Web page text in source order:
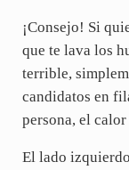
¡Consejo! Si
que te lava los
terrible,
candidatos en
persona, el calor
El lado